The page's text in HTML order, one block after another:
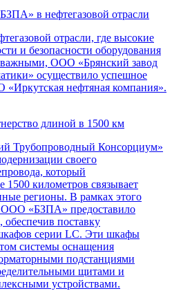
в нефтегазовой отрасли
отрасли, где высокие
и безопасности оборудования
важными, ООО «Брянский завод
осуществило успешное
«Иркутская нефтяная компания».
длиной в 1500 км
Трубопроводный Консорциум»
своего
который
1500 километров связывает
регионы. В рамках этого
ООО «БЗПА» предоставило
поставку
серии LC. Эти шкафы
системы оснащения
подстанциями
щитами и
устройствами.